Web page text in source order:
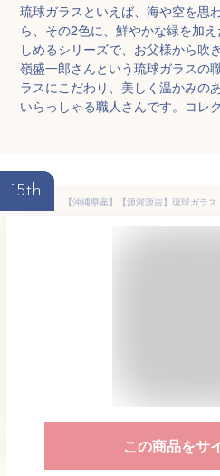
琉球ガラスといえば、海や空を思
ら、その2色に、鮮やかな緑を加
しめるシリーズで、お父様から吹
嶺盛一郎さんという琉球ガラスの
ラスにこだわり、美しく温かみの
いらっしゃる職人さんです。コレ
15th
この商品をサ